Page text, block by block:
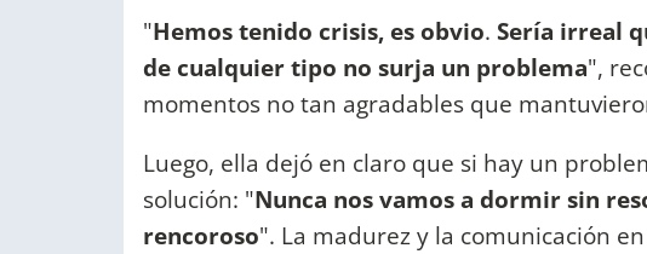
"Hemos tenido crisis, es obvio. Sería irreal
de cualquier tipo no surja un problema",
momentos no tan agradables que
Luego, ella dejó en claro que si hay un
solución: "Nunca nos vamos a dormir sin
rencoroso". La madurez y la comunicación